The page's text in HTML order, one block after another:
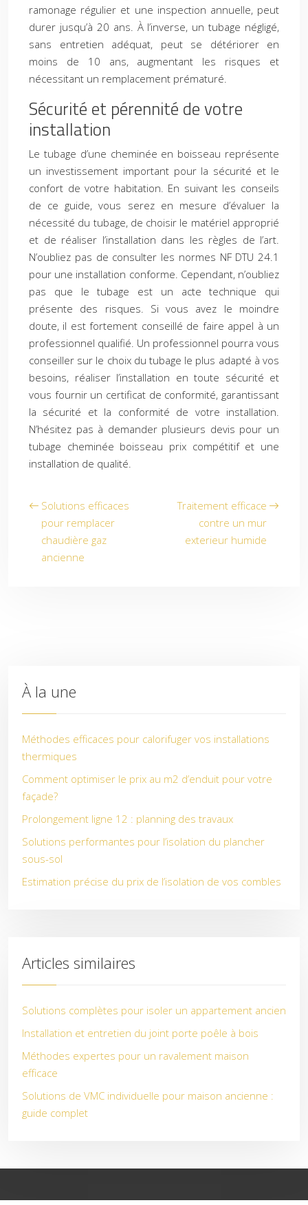
ramonage régulier et une inspection annuelle, peut
durer jusqu’à 20 ans. À l’inverse, un tubage négligé,
sans entretien adéquat, peut se détériorer en
moins de 10 ans, augmentant les risques et
nécessitant un remplacement prématuré.
Sécurité et pérennité de votre
installation
Le tubage d’une cheminée en boisseau représente
un investissement important pour la sécurité et le
confort de votre habitation. En suivant les conseils
de ce guide, vous serez en mesure d’évaluer la
nécessité du tubage, de choisir le matériel approprié
et de réaliser l’installation dans les règles de l’art.
N’oubliez pas de consulter les normes NF DTU 24.1
pour une installation conforme. Cependant, n’oubliez
pas que le tubage est un acte technique qui
présente des risques. Si vous avez le moindre
doute, il est fortement conseillé de faire appel à un
professionnel qualifié. Un professionnel pourra vous
conseiller sur le choix du tubage le plus adapté à vos
besoins, réaliser l’installation en toute sécurité et
vous fournir un certificat de conformité, garantissant
la sécurité et la conformité de votre installation.
N’hésitez pas à demander plusieurs devis pour un
tubage cheminée boisseau prix compétitif et une
installation de qualité.
Solutions efficaces
pour remplacer
chaudière gaz
ancienne
Traitement efficace
contre un mur
exterieur humide
À la une
Méthodes efficaces pour calorifuger vos installations
thermiques
Comment optimiser le prix au m2 d’enduit pour votre
façade?
Prolongement ligne 12 : planning des travaux
Solutions performantes pour l’isolation du plancher
sous-sol
Estimation précise du prix de l’isolation de vos combles
Articles similaires
Solutions complètes pour isoler un appartement ancien
Installation et entretien du joint porte poêle à bois
Méthodes expertes pour un ravalement maison
efficace
Solutions de VMC individuelle pour maison ancienne :
guide complet